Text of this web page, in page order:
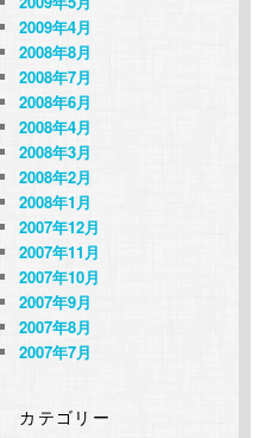
2009年4月
2008年8月
2008年7月
2008年6月
2008年4月
2008年3月
2008年2月
2008年1月
2007年12月
2007年11月
2007年10月
2007年9月
2007年8月
2007年7月
カテゴリー